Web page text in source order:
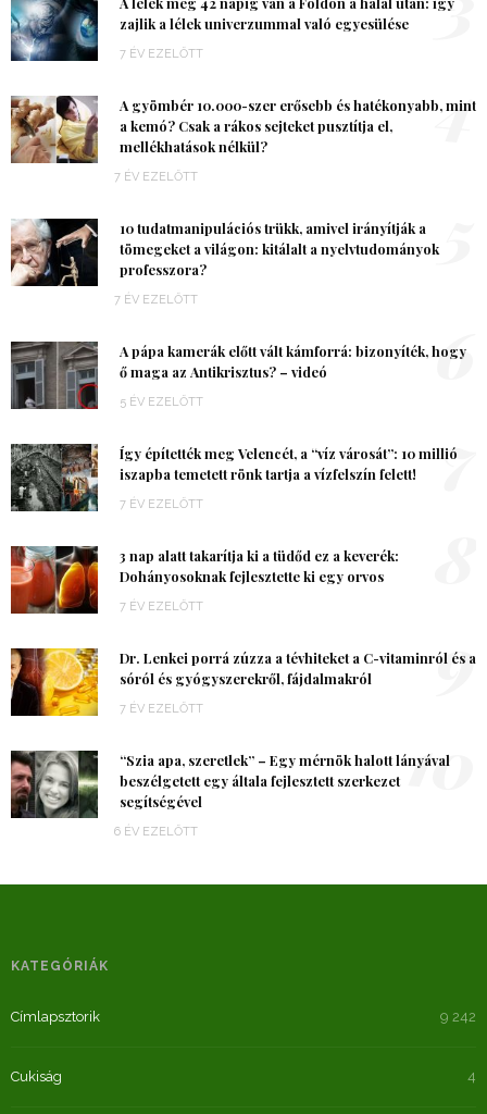
zajlik a lélek univerzummal való egyesülése
7 ÉV EZELŐTT
A gyömbér 10.000-szer erősebb és hatékonyabb, mint
a kemó? Csak a rákos sejteket pusztítja el,
mellékhatások nélkül?
7 ÉV EZELŐTT
4
10 tudatmanipulációs trükk, amivel irányítják a
tömegeket a világon: kitálalt a nyelvtudományok
professzora?
7 ÉV EZELŐTT
A pápa kamerák előtt vált kámforrá: bizonyíték, hogy
ő maga az Antikrisztus? – videó
5 ÉV EZELŐTT
6
Így építették meg Velencét, a “víz városát”: 10 millió
iszapba temetett rönk tartja a vízfelszín felett!
7 ÉV EZELŐTT
7
3 nap alatt takarítja ki a tüdőd ez a keverék:
Dohányosoknak fejlesztette ki egy orvos
7 ÉV EZELŐTT
Dr. Lenkei porrá zúzza a tévhiteket a C-vitaminról és a
sóról és gyógyszerekről, fájdalmakról
7 ÉV EZELŐTT
9
“Szia apa, szeretlek” – Egy mérnök halott lányával
beszélgetett egy általa fejlesztett szerkezet
segítségével
6 ÉV EZELŐTT
10
KATEGÓRIÁK
Címlapsztorik 9 242
Cukiság 4